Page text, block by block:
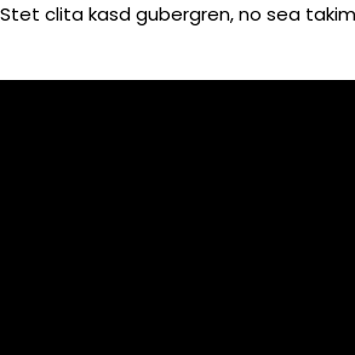
Stet clita kasd gubergren, no sea